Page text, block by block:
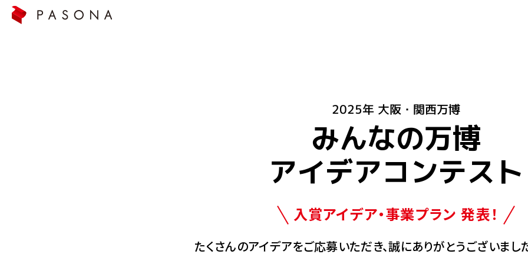
2025年 大阪・関西万博
みんなの万博
アイデアコンテスト
入賞アイデア・事業プラン 発表！
たくさんのアイデアをご応募いただき、誠にありがとうございまし